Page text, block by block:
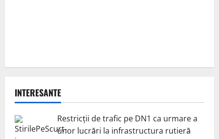
INTERESANTE
Restricții de trafic pe DN1 ca urmare a
unor lucrări la infrastructura rutieră